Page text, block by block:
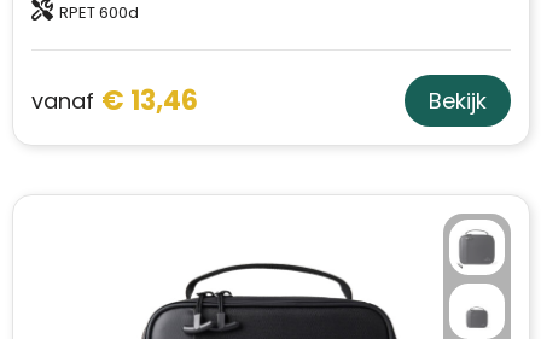
RPET 600d
vanaf € 13,46 Bekijk